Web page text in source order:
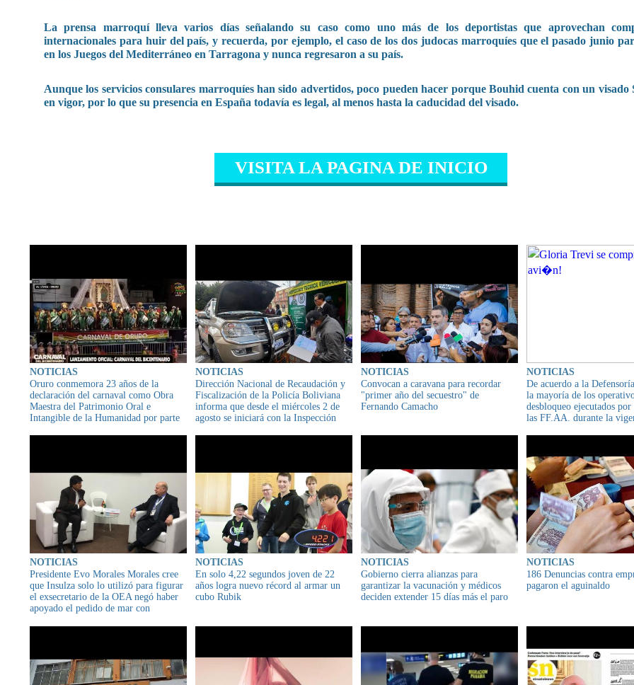
La prensa marroquí lleva varios días señalando su caso como uno más de los deportistas que aprovechan
internacionales para huir del país, y recuerda, por ejemplo, el caso de los dos judocas marroquíes que el pasado junio
en los Juegos del Mediterráneo en Tarragona y nunca regresaron a su país.
Aunque los servicios consulares marroquíes han sido advertidos, poco pueden hacer porque Bouhid cuenta con un visado
en vigor, por lo que su presencia en España todavía es legal, al menos hasta la caducidad del visado.
VISITA LA PAGINA DE INICIO
NOTICIAS
Oruro conmemora 23 años de la
declaración del carnaval como Obra
Maestra del Patrimonio Oral e
Intangible de la Humanidad por parte
NOTICIAS
Dirección Nacional de Recaudación y
Fiscalización de la Policía Boliviana
informa que desde el miércoles 2 de
agosto se iniciará con la Inspección
NOTICIAS
Convocan a caravana para recordar
"primer año del secuestro" de
Fernando Camacho
NOTICIAS
De acuerdo a la
la mayoría de los
desbloqueo ejecutados
las FF.AA. durante la
NOTICIAS
Presidente Evo Morales Morales cree
que Insulza solo lo utilizó para figurar
el exsecretario de la OEA negó haber
apoyado el pedido de mar con
NOTICIAS
En solo 4,22 segundos joven de 22
años logra nuevo récord al armar un
cubo Rubik
NOTICIAS
Gobierno cierra alianzas para
garantizar la vacunación y médicos
deciden extender 15 días más el paro
NOTICIAS
186 Denuncias contra
pagaron el aguinaldo